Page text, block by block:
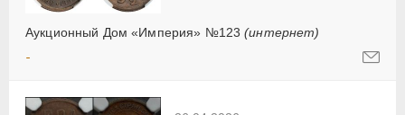
Аукционный Дом «Империя» №123(интернет)
-